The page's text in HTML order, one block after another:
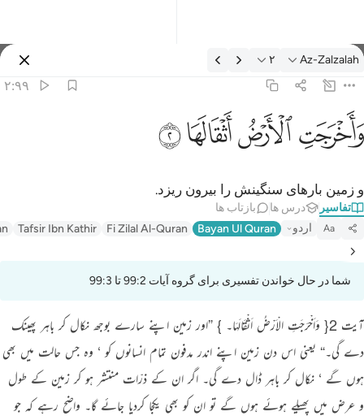
تفسیر: Az-Zalzalah ۲:۹۹
Az-Zalzalah ۲
۲:۹۹
واخرجت الارض اثقالها ٢
وَأَخْرَجَتِ ٱلْأَرْضُ أَثْقَالَهَا ٢
ﱺﱻﱼﱽ
و زمین بار‌های سنگینش را بیرون ریزد.
تفاسیر درس ها بازتاب ها
Aa اردو Bayan Ul Quran
Fi Zilal Al-Quran
Tafsir Ibn Kathir
شما در حال خواندن تفسیری برای گروه آیات 99:2 تا 99:3
آیت 2{ وَاَخْرَجَتِ الْاَرْضُ اَثْقَالَہَا۔ } ”اور زمین اپنے سارے بوجھ نکال کر باہر پھینک
دے گی۔“ یعنی اس دن زمین اپنے اندر مدفون تمام انسانوں کو ‘ وہ جس حالت میں بھی
ہوں گے ‘ نکال کر باہر ڈال دے گی۔ اگر ان کے ذرّات منتشر ہو کر زمین کے طول
و عرض میں پھیلے ہوئے ہوں گے تو ان کو بھی یکجا کردیا جائے گا۔ واضح رہے کہ جو